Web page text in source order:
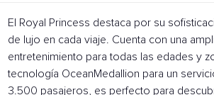
El Royal Princess destaca por su
de lujo en cada viaje. Cuenta con una
entretenimiento para todas las edades y
tecnología OceanMedallion para un
3.500 pasajeros, es perfecto para